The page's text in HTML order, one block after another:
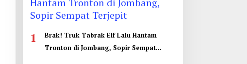
1
Brak! Truk Tabrak Elf Lalu Hantam
Tronton di Jombang, Sopir Sempat